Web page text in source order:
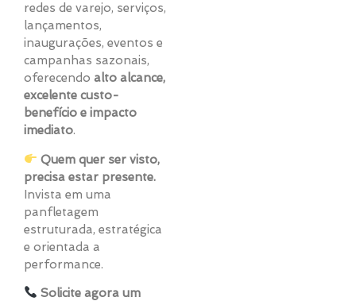
redes de varejo, serviços,
lançamentos,
inaugurações, eventos e
campanhas sazonais,
oferecendo alto alcance,
excelente custo-
benefício e impacto
imediato.
Quem quer ser visto,
precisa estar presente.
Invista em uma
panfletagem
estruturada, estratégica
e orientada a
performance.
Solicite agora um